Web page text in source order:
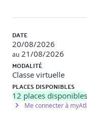
Présentation de
Correspondance
pratiques et
Mise en avant des
threat intelligence,
Sécurité
des communications
DATE
20/08/2026
au 21/08/2026
MODALITÉ
Classe virtuelle
PLACES DISPONIBLES
12 places disponibles
Me connecter à